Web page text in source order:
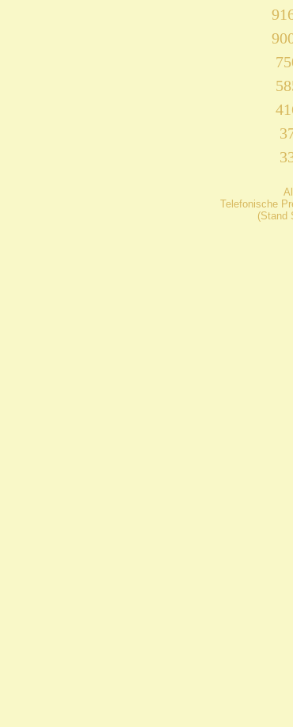
Telefonische
(Stand